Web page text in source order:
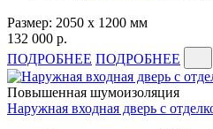
Размер: 2050 x 1200 мм
132 000 р.
ПОДРОБНЕЕ ПОДРОБНЕЕ
Повышенная шумоизоляция
Наружная входная дверь с